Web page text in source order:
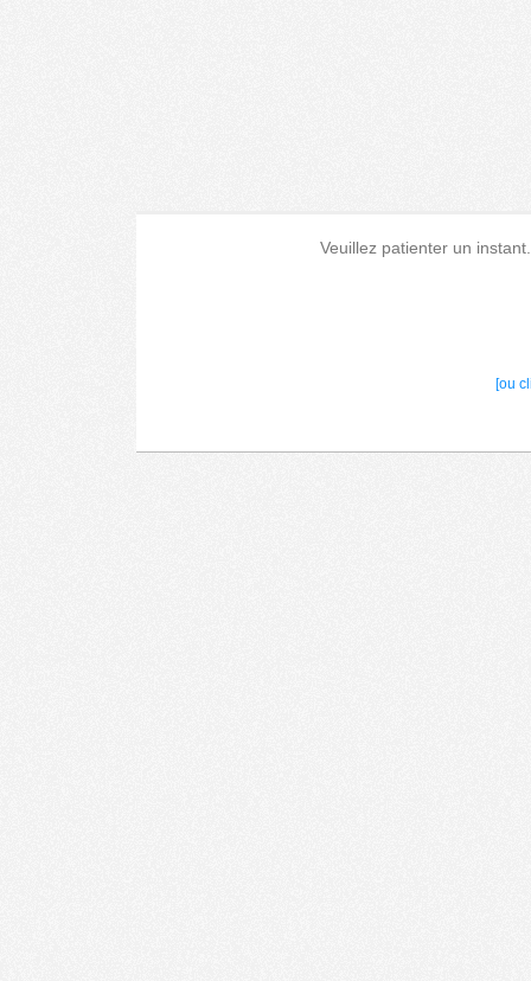
Veuillez patienter un
[ou